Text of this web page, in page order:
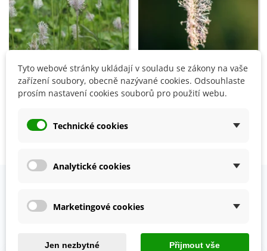
BIO Jitrocel Minutina -
Plantago coronopus - bio
BIO Jitrocel kopinatý -
Plantago lanceolata - bio
OVĚŘENO NAŠIMI ZÁKAZNÍKY
Prohlédněte si vybraná hodnocení našich zákazníků.
Tyto webové stránky ukládají v souladu se zákony na vaše
zařízení soubory, obecně nazývané cookies. Odsouhlaste
prosím nastavení cookies souborů pro použití webu.
Technické cookies
Analytické cookies
Marketingové cookies
Jen nezbytné Přijmout vše